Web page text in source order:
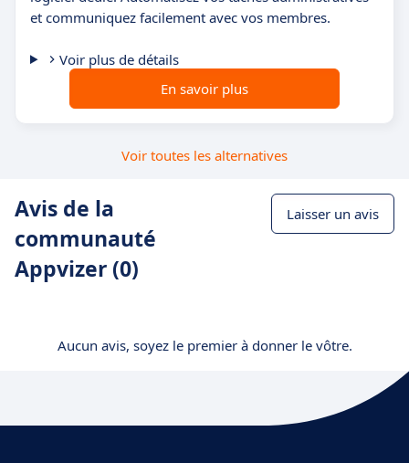
et communiquez facilement avec vos membres.
Voir plus de détails
En savoir plus
Voir toutes les alternatives
Avis de la
communauté
Appvizer (0)
Laisser un avis
Aucun avis, soyez le premier à donner le vôtre.